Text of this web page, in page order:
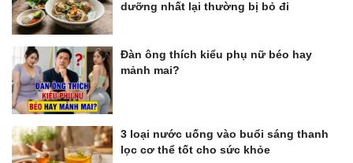
dưỡng nhất lại thường bị bỏ đi
Đàn ông thích kiểu phụ nữ béo hay
mảnh mai?
3 loại nước uống vào buổi sáng thanh
lọc cơ thể tốt cho sức khỏe